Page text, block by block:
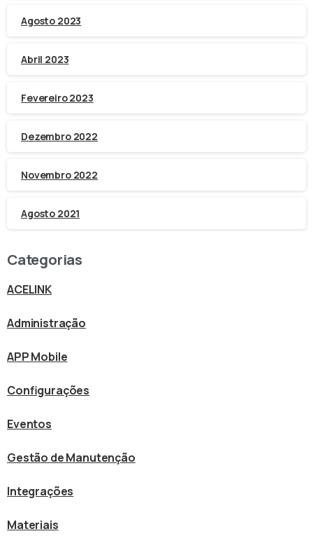
Agosto 2023
Abril 2023
Fevereiro 2023
Dezembro 2022
Novembro 2022
Agosto 2021
Categorias
ACELINK
Administração
APP Mobile
Configurações
Eventos
Gestão de Manutenção
Integrações
Materiais